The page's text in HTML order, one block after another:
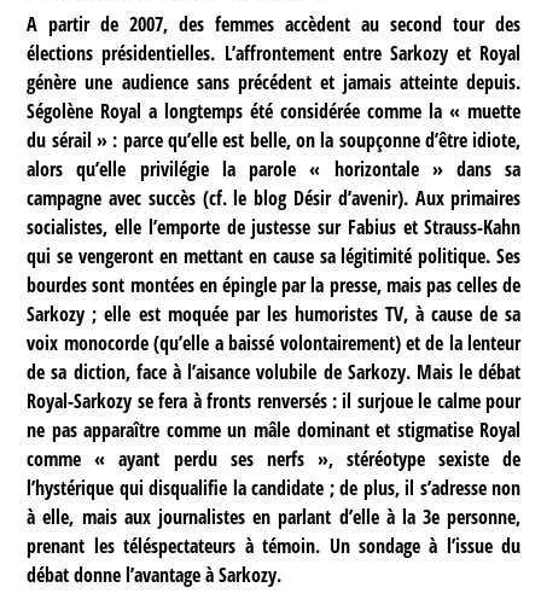
A partir de 2007, des femmes accèdent au second tour des
élections présidentielles. L’affrontement entre Sarkozy et Royal
génère une audience sans précédent et jamais atteinte depuis.
Ségolène Royal a longtemps été considérée comme la « muette
du sérail » : parce qu’elle est belle, on la soupçonne d’être idiote,
alors qu’elle privilégie la parole « horizontale » dans sa
campagne avec succès (cf. le blog Désir d’avenir). Aux primaires
socialistes, elle l’emporte de justesse sur Fabius et Strauss-Kahn
qui se vengeront en mettant en cause sa légitimité politique. Ses
bourdes sont montées en épingle par la presse, mais pas celles de
Sarkozy ; elle est moquée par les humoristes TV, à cause de sa
voix monocorde (qu’elle a baissé volontairement) et de la lenteur
de sa diction, face à l’aisance volubile de Sarkozy. Mais le débat
Royal-Sarkozy se fera à fronts renversés : il surjoue le calme pour
ne pas apparaître comme un mâle dominant et stigmatise Royal
comme « ayant perdu ses nerfs », stéréotype sexiste de
l’hystérique qui disqualifie la candidate ; de plus, il s’adresse non
à elle, mais aux journalistes en parlant d’elle à la 3e personne,
prenant les téléspectateurs à témoin. Un sondage à l’issue du
débat donne l’avantage à Sarkozy.